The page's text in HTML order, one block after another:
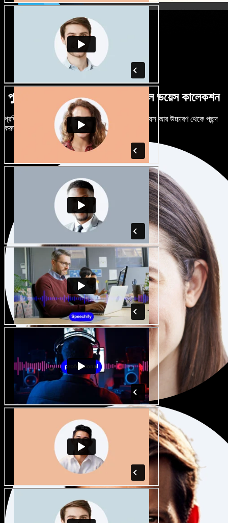
পুরুষ-নারী ভেদে নানান উচ্চারণে বিশাল ভয়েস কালেকশন
প্রতিটি প্রজেক্টকে আলাদা শোনাতে দিন। শত শত AI ভয়েস আর উচ্চারণ থেকে পছন্দ
করুন, নিজের মতো টিউন করুন।